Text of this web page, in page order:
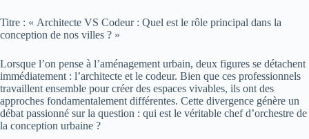
Titre : « Architecte VS Codeur : Quel est le rôle principal dans la
conception de nos villes ? »
Lorsque l’on pense à l’aménagement urbain, deux figures se détachent
immédiatement : l’architecte et le codeur. Bien que ces professionnels
travaillent ensemble pour créer des espaces vivables, ils ont des
approches fondamentalement différentes. Cette divergence génère un
débat passionné sur la question : qui est le véritable chef d’orchestre de
la conception urbaine ?